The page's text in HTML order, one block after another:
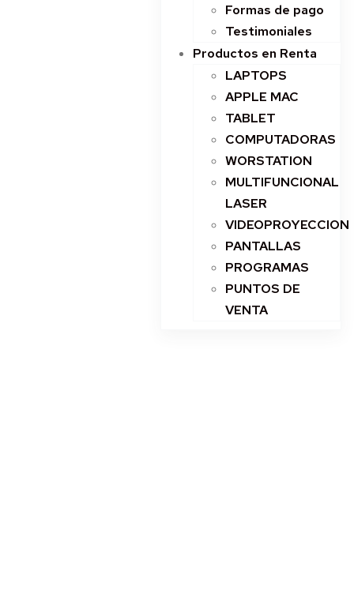
Formas de pago
Testimoniales
Productos en Renta
LAPTOPS
APPLE MAC
TABLET
COMPUTADORAS
WORSTATION
MULTIFUNCIONAL
LASER
VIDEOPROYECCION
PANTALLAS
PROGRAMAS
PUNTOS DE
VENTA